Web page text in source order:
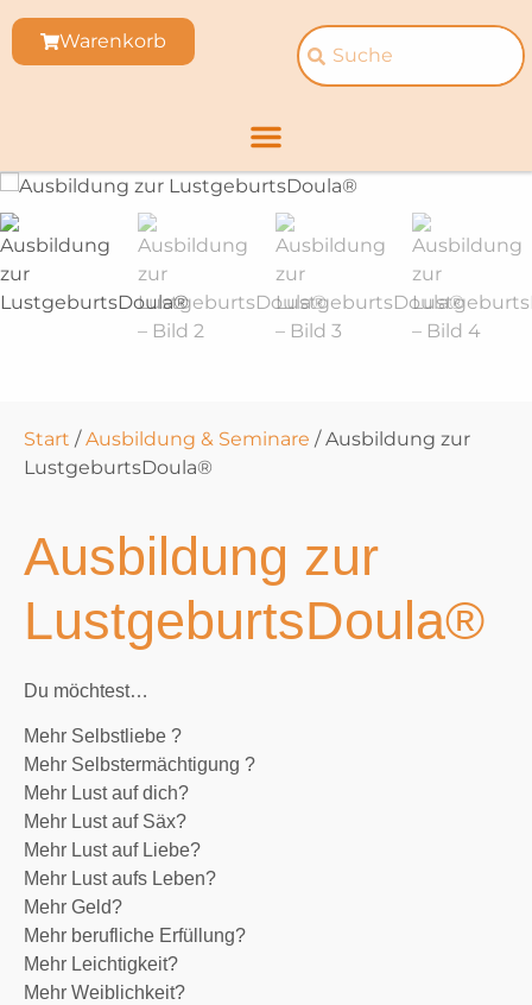
Warenkorb
Start /Ausbildung & Seminare / Ausbildung zur
LustgeburtsDoula®
Ausbildung zur
LustgeburtsDoula®
Du möchtest…
Mehr Selbstliebe ?
Mehr Selbstermächtigung ?
Mehr Lust auf dich?
Mehr Lust auf Säx?
Mehr Lust auf Liebe?
Mehr Lust aufs Leben?
Mehr Geld?
Mehr berufliche Erfüllung?
Mehr Leichtigkeit?
Mehr Weiblichkeit?